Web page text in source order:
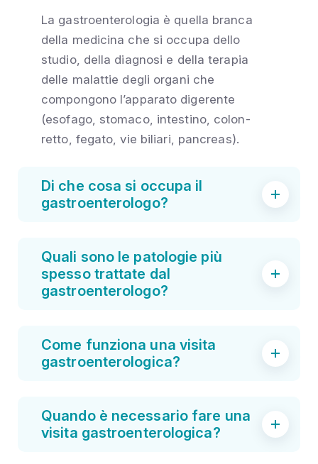
La gastroenterologia è quella branca
della medicina che si occupa dello
studio, della diagnosi e della terapia
delle malattie degli organi che
compongono l’apparato digerente
(esofago, stomaco, intestino, colon-
retto, fegato, vie biliari, pancreas).
Di che cosa si occupa il
gastroenterologo?
Quali sono le patologie più
spesso trattate dal
gastroenterologo?
Come funziona una visita
gastroenterologica?
Quando è necessario fare una
visita gastroenterologica?